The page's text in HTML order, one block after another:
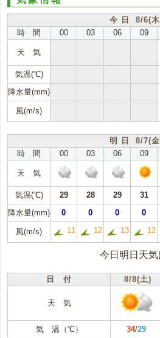
今 日 8/6(
時 間
00 03 06 09
天 気
気温(℃)
降水量(mm)
風(m/s)
明 日 8/7(
時 間
00 03 06 09
天 気
気温(℃) 29 28 29 31
降水量(mm)
0 0 0 0
風(m/s) 11 12 13 12
今日明日天気
日 付 8/8(土)
天 気
気 温（℃） 34/29